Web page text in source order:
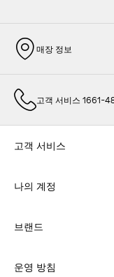
매장 정보
고객 서비스 1661-
고객 서비스
나의 계정
브랜드
운영 방침